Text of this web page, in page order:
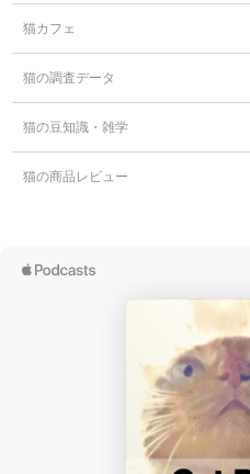
猫カフェ
猫の調査データ
猫の豆知識・雑学
猫の商品レビュー